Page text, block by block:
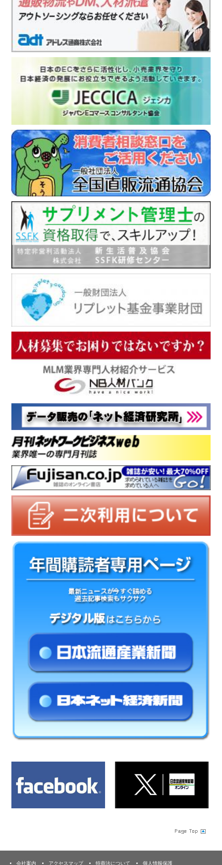
会社案内 アクセスマップ 特商法について 個人情報保護